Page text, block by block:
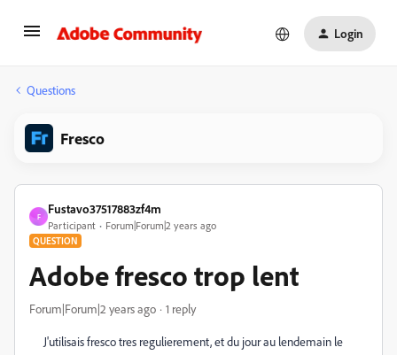
Login
Questions
Fresco
F
Fustavo37517883zf4m
Participant Forum|Forum|2 years ago
QUESTION
Adobe fresco trop lent
Forum|Forum|2 years ago 1 reply
J'utilisais fresco tres regulierement, et du jour au lendemain le